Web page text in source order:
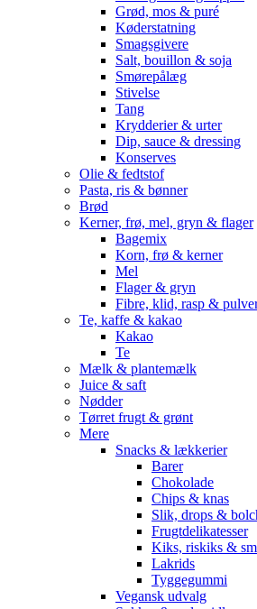
Grød, mos & puré
Køderstatning
Smagsgivere
Salt, bouillon & soja
Smørepålæg
Stivelse
Tang
Krydderier & urter
Dip, sauce & dressing
Konserves
Olie & fedtstof
Pasta, ris & bønner
Brød
Kerner, frø, mel, gryn & flager
Bagemix
Korn, frø & kerner
Mel
Flager & gryn
Fibre, klid, rasp &
Te, kaffe & kakao
Kakao
Te
Mælk & plantemælk
Juice & saft
Nødder
Tørret frugt & grønt
Mere
Snacks & lækkerier
Barer
Chokolade
Chips & knas
Slik, drops &
Frugtdelikatesser
Kiks, riskiks &
Lakrids
Tyggegummi
Vegansk udvalg